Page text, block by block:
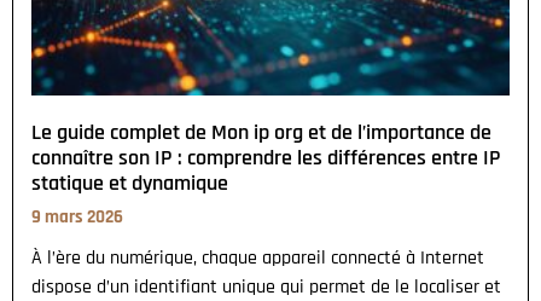
Le guide complet de Mon ip org et de l’importance de
connaître son IP : comprendre les différences entre IP
statique et dynamique
9 mars 2026
À l’ère du numérique, chaque appareil connecté à Internet
dispose d’un identifiant unique qui permet de le localiser et